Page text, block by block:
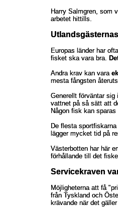
Harry Salmgren, som
arbetet hittills.
Europas länder har
fisket ska vara bra.
Andra krav kan vara
mesta fångsten
Generellt förväntar sig
vattnet på så sätt att
Någon fisk kan
De flesta
lägger mycket tid på
Västerbotten har här
förhållande till det
Servicekraven
Möjligheterna att få
från Tyskland och
krävande när det
Harry Salmgren, som
arbetet hittills.
Europas länder har
fisket ska vara bra.
Andra krav kan vara
mesta fångsten
Generellt förväntar sig
vattnet på så sätt att
Någon fisk kan
De flesta
lägger mycket tid på
Västerbotten har här
förhållande till det
Servicekraven
Möjligheterna att få
från Tyskland och
krävande när det